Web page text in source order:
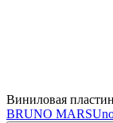
Виниловая
BRUNO MARS